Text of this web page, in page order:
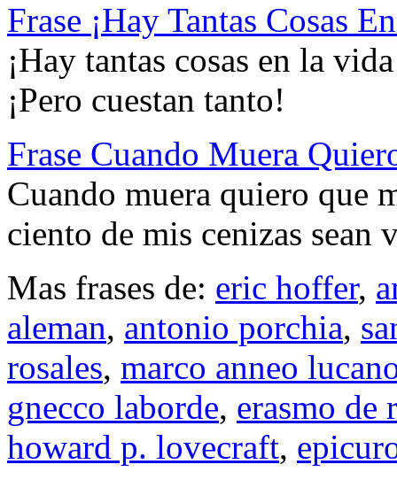
Frase ¡Hay Tantas Cosas
¡Hay tantas cosas en la
¡Pero cuestan tanto!
Frase Cuando Muera
Cuando muera quiero que
ciento de mis cenizas sean
Mas frases de: eric hoffer,
aleman, antonio porchia,
rosales, marco anneo
gnecco laborde, erasmo de
howard p. lovecraft,